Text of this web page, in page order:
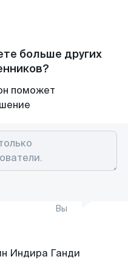
больше других
поможет
Вы